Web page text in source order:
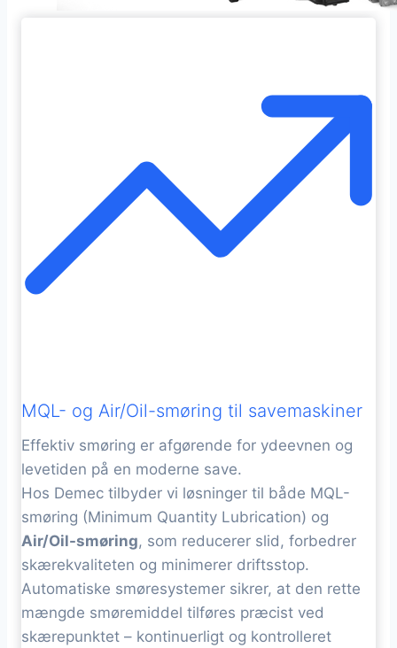
MQL- og Air/Oil-smøring til savemaskiner
Effektiv smøring er afgørende for ydeevnen og
levetiden på en moderne save.
Hos Demec tilbyder vi løsninger til både MQL-
smøring (Minimum Quantity Lubrication) og
Air/Oil-smøring, som reducerer slid, forbedrer
skærekvaliteten og minimerer driftsstop.
Automatiske smøresystemer sikrer, at den rette
mængde smøremiddel tilføres præcist ved
skærepunktet – kontinuerligt og kontrolleret